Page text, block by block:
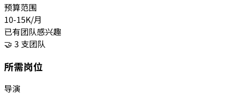
预算范围
10-15K/月
已有团队感兴趣
🤝 3 支团队
所需岗位
导演